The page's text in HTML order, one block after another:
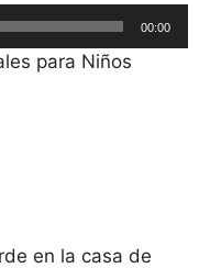
00:00
para Niños
en la casa de